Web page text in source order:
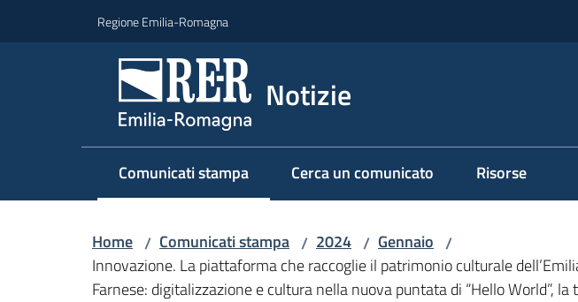
Regione Emilia-Romagna
Notizie
Comunicati stampa
Menu selezionato Cerca un comunicato Risorse
Home / Comunicati stampa / 2024 / Gennaio /
Innovazione. La piattaforma che raccoglie il patrimonio culturale
Farnese: digitalizzazione e cultura nella nuova puntata di “Hello World”,